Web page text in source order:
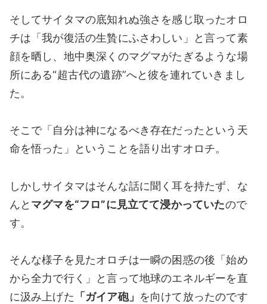
そしてサイタマの底知れぬ強さを感じ取ったオロ
チは「我が復活の生贄にふさわしい」と言って素
顔を晒し、地中奥深くのマグマがたぎるような場
所にある“超古代の遺跡”へと彼を連れていきまし
た。
そこで「自分は神になるべき存在だったという天
命を悟った」ということを語り出すオロチ。
しかしサイタマはそんな話に聞く耳を持たず、な
んと マグマを“フロ”に見立てて浸かっていたので
す。
そんな様子を見たオロチは一瞬の困惑の後「始め
から全力で行く」と言って地球のエネルギーを直
に汲み上げた 「ガイア砲」 を向けて放ったのです